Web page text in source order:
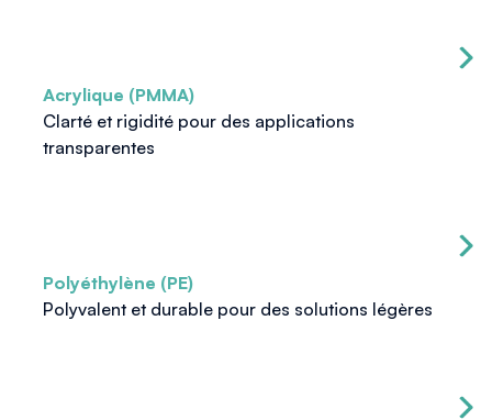
Acrylique (PMMA)
Clarté et rigidité pour des applications
transparentes
Polyéthylène (PE)
Polyvalent et durable pour des solutions légères